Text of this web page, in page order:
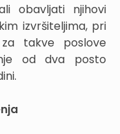
obavljati njihovi
izvršiteljima, pri
takve poslove
od dva posto